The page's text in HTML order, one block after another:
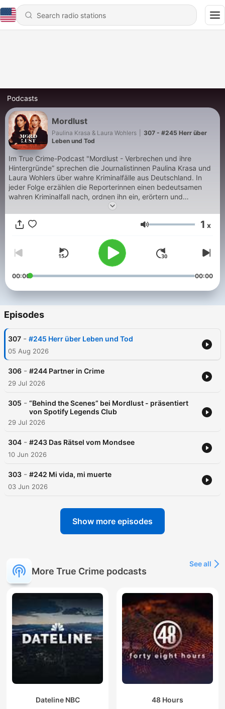
Podcasts
Mordlust
Paulina Krasa & Laura Wohlers
307 - #245 Herr über
Leben und Tod
Im True Crime-Podcast "Mordlust - Verbrechen und ihre
Hintergründe” sprechen die Journalistinnen Paulina Krasa und
Laura Wohlers über wahre Kriminalfälle aus Deutschland. In
jeder Folge erzählen die Reporterinnen einen bedeutsamen
wahren Kriminalfall nach, ordnen ihn ein, erörtern und
diskutieren die juristischen, psychologischen oder
gesellschaftlichen Aspekte und sprechen mit Menschen mit
Expertise. Dabei gehen sie Fragen nach wie: Was sind die
Unschuldige? Und wie hätte die Tat womöglich verhindert
werden können? Mord aus Habgier, niedrigen Beweggründen
oder Mordlust - für die meisten Verbrechen gibt es eine
Erklärung und nach der suchen die beiden. Du möchtest mehr
Rabatte: https://linktr.ee/Mordlust Du möchtest Werbung in
Werbemöglichkeiten bei Seven.One Audio:
https://www.seven.one/portfolio/sevenone-audio
Volume 1 x
00:00 00:00
Episodes
307 - #245 Herr über Leben und Tod
05 Aug 2026
306 - #244 Partner in Crime
29 Jul 2026
305 - “Behind the Scenes” bei Mordlust - präsentiert
von Spotify Legends Club
29 Jul 2026
304 - #243 Das Rätsel vom Mondsee
10 Jun 2026
303 - #242 Mi vida, mi muerte
03 Jun 2026
Show more episodes
More True Crime podcasts
See all
Dateline NBC 48 Hours